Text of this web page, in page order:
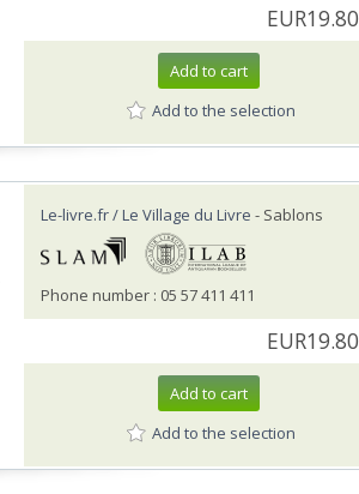
EUR19.80
Add to cart
Add to the selection
Le-livre.fr / Le Village du Livre - Sablons
Phone number : 05 57 411 411
EUR19.80
Add to cart
Add to the selection